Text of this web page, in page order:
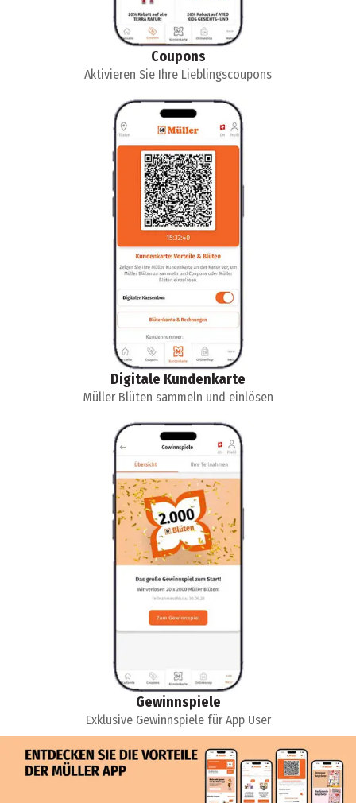
Coupons
Aktivieren Sie Ihre Lieblingscoupons
Digitale Kundenkarte
Müller Blüten sammeln und einlösen
Gewinnspiele
Exklusive Gewinnspiele für App User